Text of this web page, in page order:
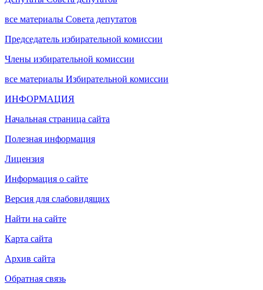
все материалы Совета депутатов
Председатель избирательной комиссии
Члены избирательной комиссии
все материалы Избирательной комиссии
ИНФОРМАЦИЯ
Начальная страница сайта
Полезная информация
Лицензия
Информация о сайте
Версия для слабовидящих
Найти на сайте
Карта сайта
Архив сайта
Обратная связь